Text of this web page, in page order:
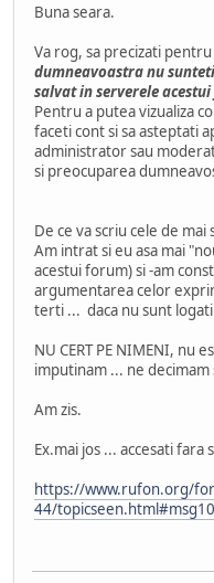
Buna seara.
Va rog, sa precizati
dumneavoastra nu
salvat in serverele
Pentru a putea vizualiza
faceti cont si sa asteptati
administrator sau
si preocuparea
De ce va scriu cele de mai
Am intrat si eu asa mai
acestui forum) si -am
argumentarea celor
terti ... daca nu sunt
NU CERT PE NIMENI, nu
imputinam ... ne decimam
Am zis.
Ex.mai jos ... accesati fara
https://www.rufon.org/
44/